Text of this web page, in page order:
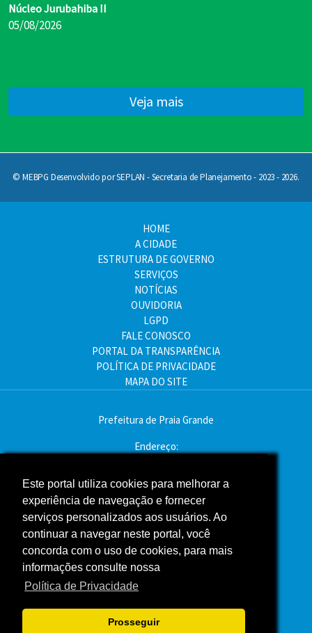
Este portal utiliza cookies para melhorar a
experiência de navegação e fornecer
serviços personalizados aos usuários. Ao
continuar a navegar neste portal, você
concorda com o uso de cookies, para mais
informações consulte nossa
Política de Privacidade
Prosseguir
Núcleo Jurubahiba II
05/08/2026
Veja mais
© MEBPG Desenvolvido por SEPLAN - Secretaria de Planejamento - 2023 - 2026.
HOME
A CIDADE
ESTRUTURA DE GOVERNO
SERVIÇOS
NOTÍCIAS
OUVIDORIA
LGPD
FALE CONOSCO
PORTAL DA TRANSPARÊNCIA
POLÍTICA DE PRIVACIDADE
MAPA DO SITE
Prefeitura de Praia Grande
Endereço:
CEP: 11704-900
Telefone:(13) 3496-2000
Atendimento: segunda a sexta - das 9h às 16h
Assessoria de Imprensa
ACOMPANHE A PREFEITURA NAS REDES SOCIAIS